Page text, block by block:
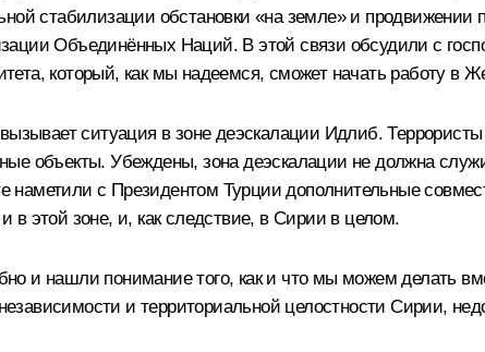
стабилизации обстановки «на земле» и продвижении
Объединённых Наций. В этой связи обсудили с
который, как мы надеемся, сможет начать работу
ситуация в зоне деэскалации Идлиб.
объекты. Убеждены, зона деэскалации не должна
наметили с Президентом Турции дополнительные
в этой зоне, и, как следствие, в Сирии в целом.
и нашли понимание того, как и что мы можем делать
и территориальной целостности Сирии,